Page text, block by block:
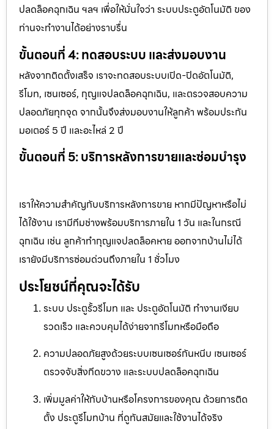
ปลดล็อคฉุกเฉิน ฯลฯ เพื่อให้มั่นใจว่า ระบบประตูอัตโนมัติ ของ
ท่านจะทำงานได้อย่างราบรื่น
ขั้นตอนที่ 4: ทดสอบระบบ และส่งมอบงาน
หลังจากติดตั้งเสร็จ เราจะทดสอบระบบเปิด-ปิดอัตโนมัติ,
รีโมท, เซนเซอร์, กุญแจปลดล็อคฉุกเฉิน, และตรวจสอบความ
ปลอดภัยทุกจุด จากนั้นจึงส่งมอบงานให้ลูกค้า พร้อมประกัน
มอเตอร์ 5 ปี และอะไหล่ 2 ปี
ขั้นตอนที่ 5: บริการหลังการขายและซ่อมบำรุง
เราให้ความสำคัญกับบริการหลังการขาย หากมีปัญหาหรือไม่
ได้ใช้งาน เรามีทีมช่างพร้อมบริการภายใน 1 วัน และในกรณี
ฉุกเฉิน เช่น ลูกค้าทำกุญแจปลดล็อคหาย ออกจากบ้านไม่ได้
เรายังมีบริการซ่อมด่วนถึงภายใน 1 ชั่วโมง
ประโยชน์ที่คุณจะได้รับ
ระบบ ประตูรั้วรีโมท และ ประตูอัตโนมัติ ทำงานเงียบ
รวดเร็ว และควบคุมได้ง่ายจากรีโมทหรือมือถือ
ความปลอดภัยสูงด้วยระบบเซนเซอร์กันหนีบ เซนเซอร์
ตรวจจับสิ่งกีดขวาง และระบบปลดล็อคฉุกเฉิน
เพิ่มมูลค่าให้กับบ้านหรือโครงการของคุณ ด้วยการติด
ตั้ง ประตูรีโมทบ้าน ที่ดูทันสมัยและใช้งานได้จริง